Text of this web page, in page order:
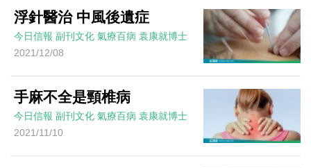
浮針醫治 中風後遺症
今日信報 副刊文化 氣療百病 袁康就博士
2021/12/08
手麻不全是頸椎病
今日信報 副刊文化 氣療百病 袁康就博士
2021/11/10